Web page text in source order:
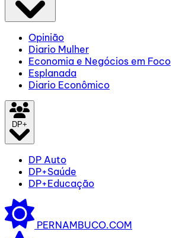
Opinião
Diario Mulher
Economia e Negócios em Foco
Esplanada
Diario Econômico
DP+
DP Auto
DP+Saúde
DP+Educação
PERNAMBUCO.COM